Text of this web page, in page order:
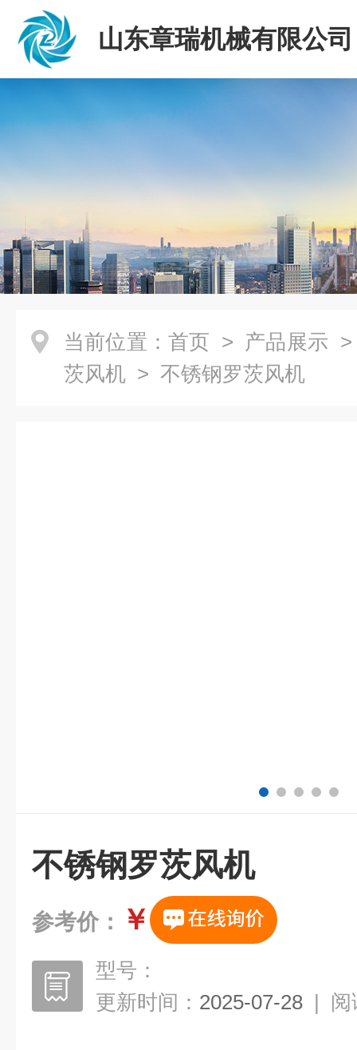
山东章瑞机械有限公司
当前位置： 首页 > 产品展示
茨风机 > 不锈钢罗茨风机
不锈钢罗茨风机
参考价： ￥
型号：
更新时间： 2025-07-28 | 阅